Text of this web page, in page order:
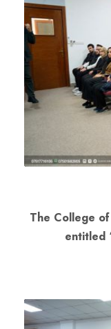
The College
entitled